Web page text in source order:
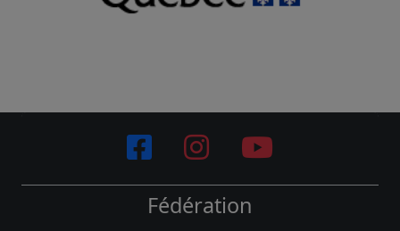
Fédération